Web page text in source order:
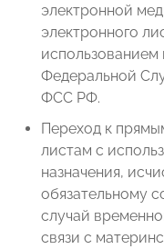
электронной
электронного
Федеральной
ФСС РФ.
Переход к
листам с
назначения,
обязательному
случай
связи с